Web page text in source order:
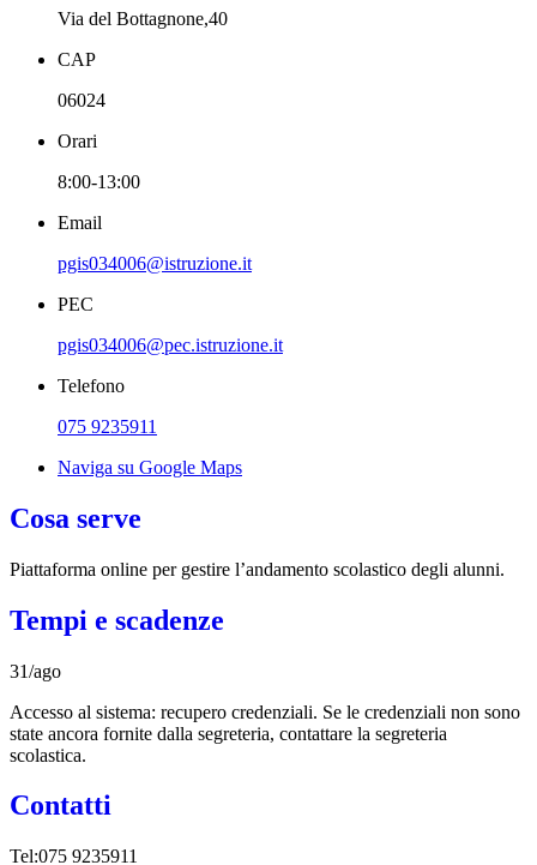
Via del Bottagnone,40
CAP
06024
Orari
8:00-13:00
Email
pgis034006@istruzione.it
PEC
pgis034006@pec.istruzione.it
Telefono
075 9235911
Naviga su Google Maps
Cosa serve
Piattaforma online per gestire l’andamento scolastico degli alunni.
Tempi e scadenze
31/ago
Accesso al sistema: recupero credenziali. Se le credenziali non sono
state ancora fornite dalla segreteria, contattare la segreteria
scolastica.
Contatti
Tel:075 9235911